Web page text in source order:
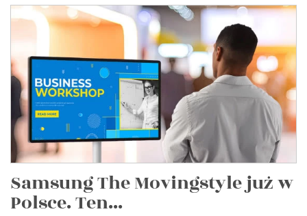
Samsung The Movingstyle już w
Polsce. Ten...